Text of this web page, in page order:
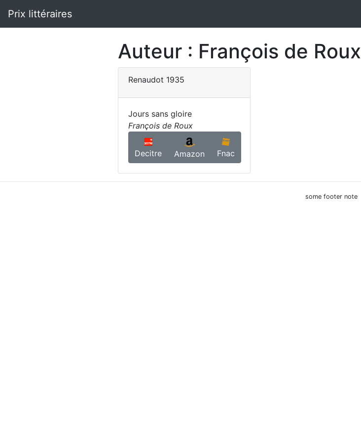
Prix littéraires
Auteur : François de Roux
Renaudot 1935
Jours sans gloire
François de Roux
Decitre Amazon Fnac
some footer note